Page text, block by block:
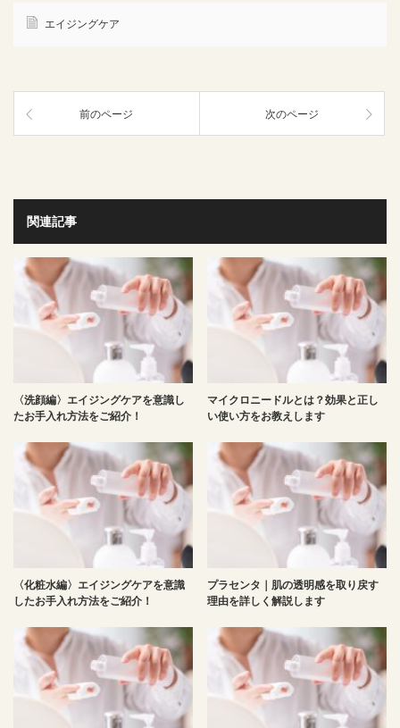
エイジングケア
前のページ 次のページ
関連記事
〈洗顔編〉エイジングケアを意識し
たお手入れ方法をご紹介！
マイクロニードルとは？効果と正し
い使い方をお教えします
〈化粧水編〉エイジングケアを意識
したお手入れ方法をご紹介！
プラセンタ｜肌の透明感を取り戻す
理由を詳しく解説します